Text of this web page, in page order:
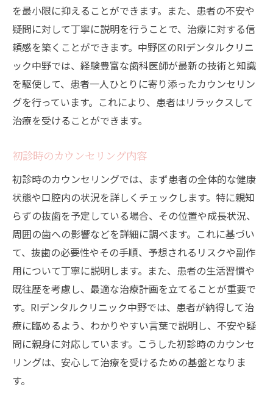
を最小限に抑えることができます。また、患者の不安や
疑問に対して丁寧に説明を行うことで、治療に対する信
頼感を築くことができます。中野区のRIデンタルクリニ
ック中野では、経験豊富な歯科医師が最新の技術と知識
を駆使して、患者一人ひとりに寄り添ったカウンセリン
グを行っています。これにより、患者はリラックスして
治療を受けることができます。
初診時のカウンセリング内容
初診時のカウンセリングでは、まず患者の全体的な健康
状態や口腔内の状況を詳しくチェックします。特に親知
らずの抜歯を予定している場合、その位置や成長状況、
周囲の歯への影響などを詳細に調べます。これに基づい
て、抜歯の必要性やその手順、予想されるリスクや副作
用について丁寧に説明します。また、患者の生活習慣や
既往歴を考慮し、最適な治療計画を立てることが重要で
す。RIデンタルクリニック中野では、患者が納得して治
療に臨めるよう、わかりやすい言葉で説明し、不安や疑
問に親身に対応しています。こうした初診時のカウンセ
リングは、安心して治療を受けるための基盤となりま
す。